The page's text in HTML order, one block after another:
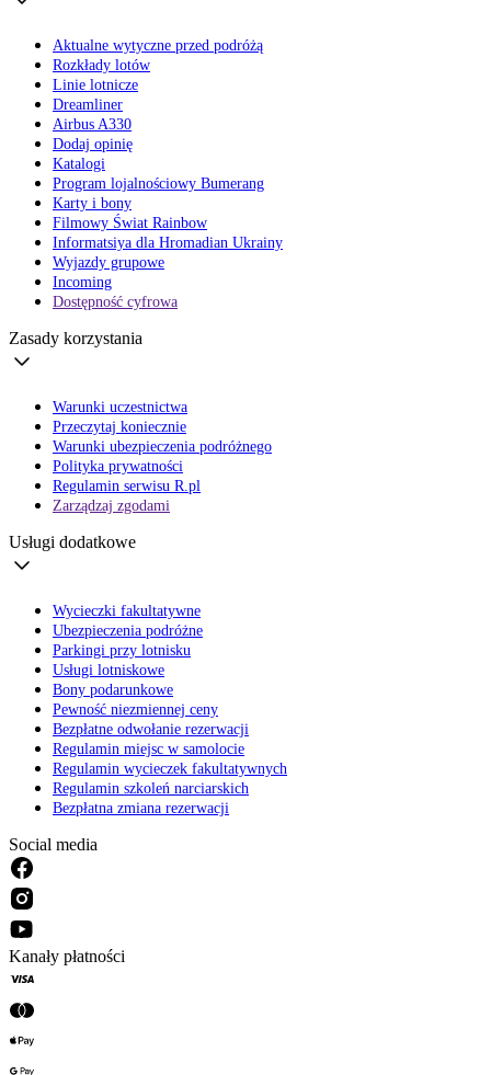
Aktualne wytyczne przed podróżą
Rozkłady lotów
Linie lotnicze
Dreamliner
Airbus A330
Dodaj opinię
Katalogi
Program lojalnościowy Bumerang
Karty i bony
Filmowy Świat Rainbow
Informatsiya dla Hromadian Ukrainy
Wyjazdy grupowe
Incoming
Dostępność cyfrowa
Zasady korzystania
Warunki uczestnictwa
Przeczytaj koniecznie
Warunki ubezpieczenia podróżnego
Polityka prywatności
Regulamin serwisu R.pl
Zarządzaj zgodami
Usługi dodatkowe
Wycieczki fakultatywne
Ubezpieczenia podróżne
Parkingi przy lotnisku
Usługi lotniskowe
Bony podarunkowe
Pewność niezmiennej ceny
Bezpłatne odwołanie rezerwacji
Regulamin miejsc w samolocie
Regulamin wycieczek fakultatywnych
Regulamin szkoleń narciarskich
Bezpłatna zmiana rezerwacji
Social media
Kanały płatności